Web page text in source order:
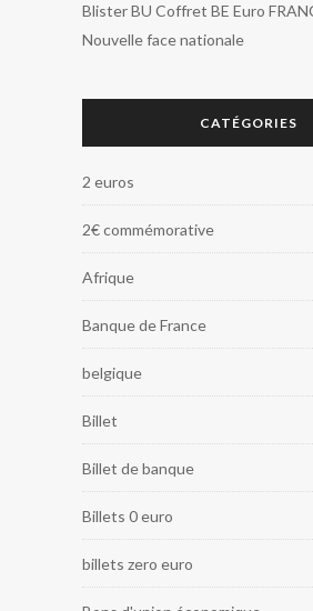
Blister BU Coffret BE Euro
Nouvelle face nationale
CATÉGORIES
2 euros
2€ commémorative
Afrique
Banque de France
belgique
Billet
Billet de banque
Billets 0 euro
billets zero euro